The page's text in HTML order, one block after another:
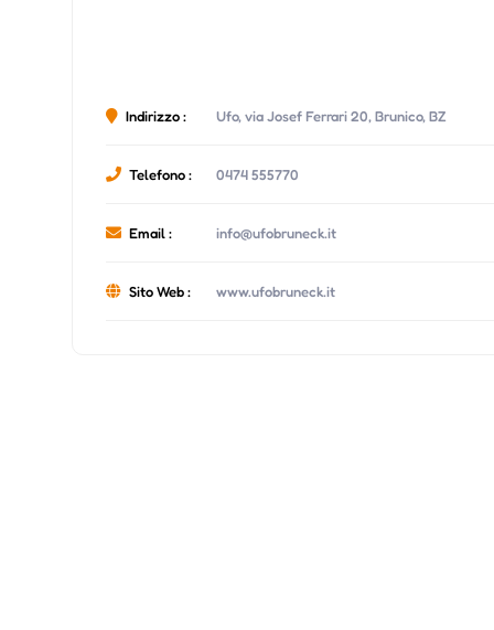
Indirizzo : Ufo, via Josef Ferrari 20, Brunico, BZ
Telefono : 0474 555770
Email : info@ufobruneck.it
Sito Web : www.ufobruneck.it